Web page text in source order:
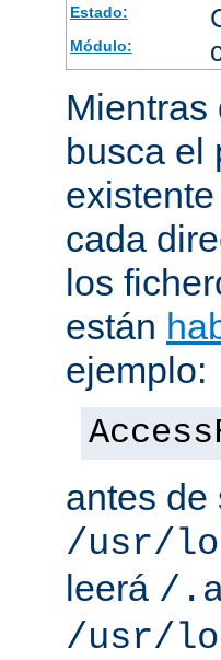
Estado:
Módulo:
Mientras
busca el
cada
los
están
ejemplo:
antes de
/usr/
leerá /
/usr/